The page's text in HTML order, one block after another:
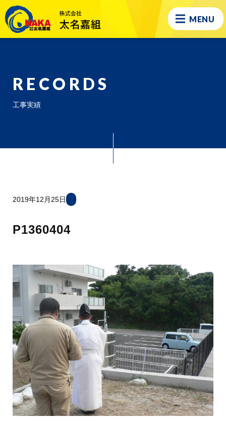
MENU
RECORDS
工事実績
2019年12月25日
P1360404